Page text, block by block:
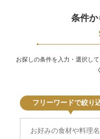
条件
お探しの条件を入力・選択し
フリーワードで絞り